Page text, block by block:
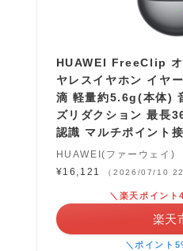
HUAWEI FreeClip オ
ヤレスイヤホン イヤ
滴 軽量約5.6g(本体)
ズリダクション 最長
認識 マルチポイント
HUAWEI(ファーウェイ)
¥16,121
（2026/07/10
＼楽天ポイント
楽天
＼ポイント